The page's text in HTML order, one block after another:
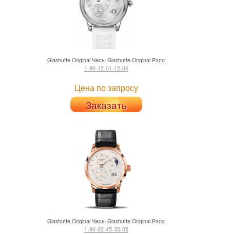
Glashutte Original Часы Glashutte Original Pano
1-90-12-01-12-04
Цена по запросу
Заказать
Glashutte Original Часы Glashutte Original Pano
1-90-02-45-35-05